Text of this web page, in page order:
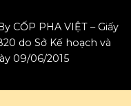
CỐP PHA VIỆT – Giấy
do Sở Kế hoạch và
09/06/2015